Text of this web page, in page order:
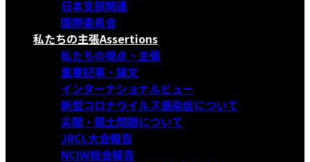
日本支部関連
国際委員会
私たちの主張Assertions
私たちの視点・主張
重要記事・論文
インターナショナルビュー
新型コロナウイルス感染症について
尖閣・領土問題について
JRCL大会報告
NCIW総会報告